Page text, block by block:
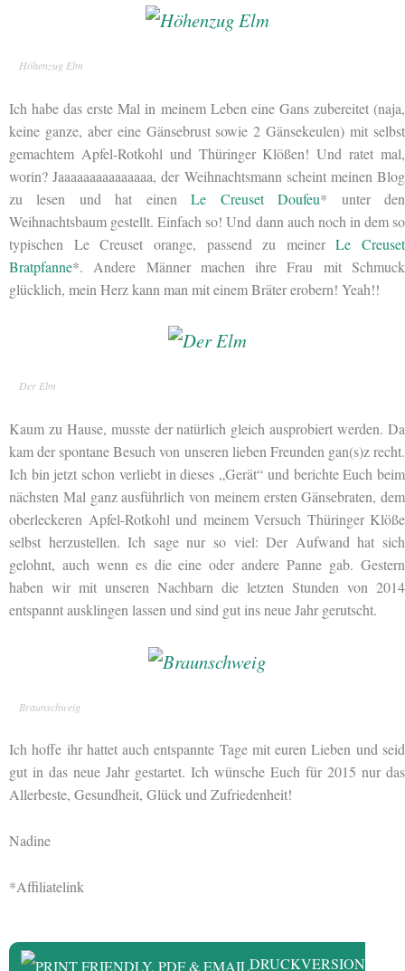
Höhenzug Elm
Ich habe das erste Mal in meinem Leben eine Gans zubereitet (naja,
keine ganze, aber eine Gänsebrust sowie 2 Gänsekeulen) mit selbst
gemachtem Apfel-Rotkohl und Thüringer Klößen! Und ratet mal,
worin? Jaaaaaaaaaaaaaaa, der Weihnachtsmann scheint meinen Blog
zu lesen und hat einenLe Creuset Doufeu* unter den
Weihnachtsbaum gestellt. Einfach so! Und dann auch noch in dem so
typischen Le Creuset orange, passend zu meinerLe Creuset
Bratpfanne*. Andere Männer machen ihre Frau mit Schmuck
glücklich, mein Herz kann man mit einem Bräter erobern! Yeah!!
Der Elm
Kaum zu Hause, musste der natürlich gleich ausprobiert werden. Da
kam der spontane Besuch von unseren lieben Freunden gan(s)z recht.
Ich bin jetzt schon verliebt in dieses „Gerät“ und berichte Euch beim
nächsten Mal ganz ausführlich von meinem ersten Gänsebraten, dem
oberleckeren Apfel-Rotkohl und meinem Versuch Thüringer Klöße
selbst herzustellen. Ich sage nur so viel: Der Aufwand hat sich
gelohnt, auch wenn es die eine oder andere Panne gab. Gestern
haben wir mit unseren Nachbarn die letzten Stunden von 2014
entspannt ausklingen lassen und sind gut ins neue Jahr gerutscht.
Braunschweig
Ich hoffe ihr hattet auch entspannte Tage mit euren Lieben und seid
gut in das neue Jahr gestartet. Ich wünsche Euch für 2015 nur das
Allerbeste, Gesundheit, Glück und Zufriedenheit!
Nadine
*Affiliatelink
DRUCKVERSION